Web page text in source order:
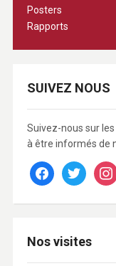
Posters
Rapports
SUIVEZ NOUS
Suivez-nous sur
à être informés de
facebooktwitter
Nos visites